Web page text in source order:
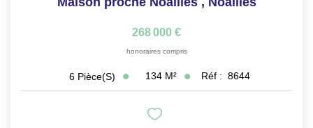
268 000 €
honoraires compris
6 Pièce(s) 134 M² Réf : 8644